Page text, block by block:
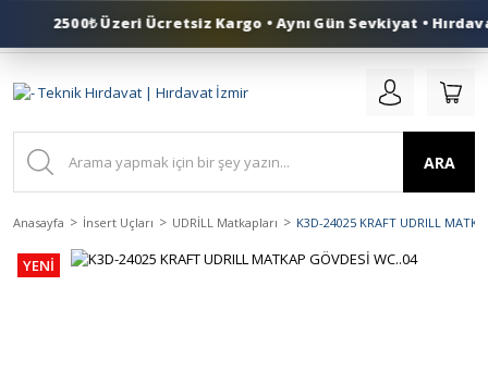
0 (553) 324 41 50
ARA
Anasayfa İnsert Uçları UDRİLL Matkapları K3D-24025 KRAFT UDRILL
YENİ
2500₺ Üzeri Ücretsiz Kargo • Aynı Gün Sevkiyat •